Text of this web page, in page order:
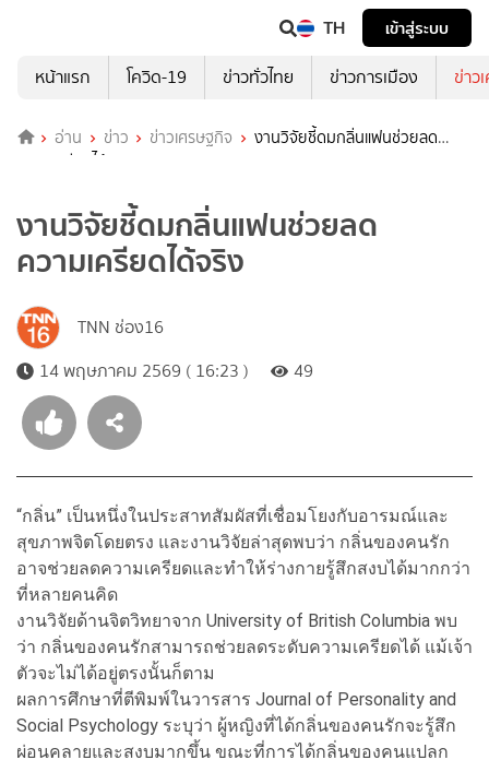
TH
เข้าสู่ระบบ
หน้าแรก
โควิด-19 ข่าวทั่วไทย ข่าวการเมือง ข่าว
อ่าน ข่าว ข่าวเศรษฐกิจ
งานวิจัยชี้ดมกลิ่นแฟนช่วยลด
ความเครียดได้จริง
งานวิจัยชี้ดมกลิ่นแฟนช่วยลด
ความเครียดได้จริง
TNN ช่อง16
14 พฤษภาคม 2569 ( 16:23 )
49
“กลิ่น” เป็นหนึ่งในประสาทสัมผัสที่เชื่อมโยงกับอารมณ์และ
สุขภาพจิตโดยตรง และงานวิจัยล่าสุดพบว่า กลิ่นของคนรัก
อาจช่วยลดความเครียดและทำให้ร่างกายรู้สึกสงบได้มากกว่า
ที่หลายคนคิด
งานวิจัยด้านจิตวิทยาจาก University of British Columbia พบ
ว่า กลิ่นของคนรักสามารถช่วยลดระดับความเครียดได้ แม้เจ้า
ตัวจะไม่ได้อยู่ตรงนั้นก็ตาม
ผลการศึกษาที่ตีพิมพ์ในวารสาร Journal of Personality and
Social Psychology ระบุว่า ผู้หญิงที่ได้กลิ่นของคนรักจะรู้สึก
ผ่อนคลายและสงบมากขึ้น ขณะที่การได้กลิ่นของคนแปลก